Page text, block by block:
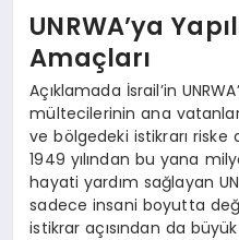
UNRWA’ya
Amaçları
Açıklamada İsrail’in
mültecilerinin ana
ve bölgedeki istikrarı riske
1949 yılından bu yana
hayati yardım sağlayan
sadece insani boyutta
istikrar açısından da